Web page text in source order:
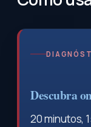
Descubra
20 minutos,